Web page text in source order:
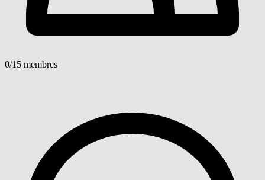
0/15 membres